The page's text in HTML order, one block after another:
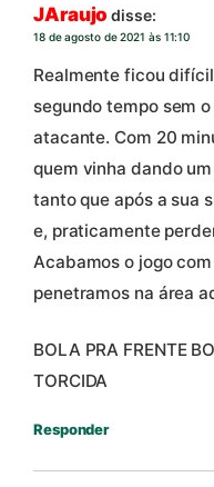
JAraujo disse:
18 de agosto de 2021 às 11:10
Realmente ficou
segundo tempo sem
atacante. Com 20
quem vinha dando
tanto que após a sua
e, praticamente
Acabamos o jogo
penetramos na área
BOLA PRA FRENTE
TORCIDA
Responder